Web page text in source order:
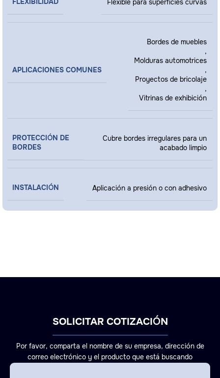
Flexible para superficies curvas
APLICACIONES COMUNES
Bordes de muebles
,
Molduras automotrices
,
Proyectos de bricolaje
,
Vitrinas de exhibición
PROTECCIÓN DE
BORDES
Cubre bordes irregulares para un
acabado limpio
INSTALACIÓN Aplicación a presión o con adhesivo
SOLICITAR COTIZACIÓN
Por favor, comparta el nombre de su empresa, dirección de
correo electrónico y el producto que está buscando